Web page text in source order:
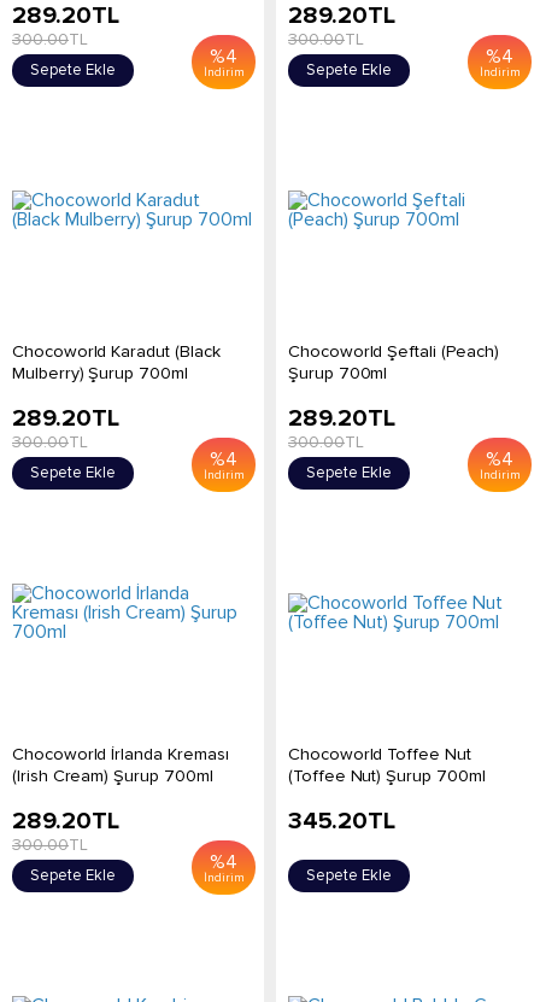
%4
İndirim
289.20TL
300.00TL
Sepete Ekle
%4
İndirim
289.20TL
300.00TL
Sepete Ekle
Chocoworld Karadut (Black
Mulberry) Şurup 700ml
%4
İndirim
289.20TL
300.00TL
Sepete Ekle
Chocoworld Şeftali (Peach)
Şurup 700ml
%4
İndirim
289.20TL
300.00TL
Sepete Ekle
Chocoworld İrlanda Kreması
(Irish Cream) Şurup 700ml
%4
İndirim
289.20TL
300.00TL
Sepete Ekle
Chocoworld Toffee Nut
(Toffee Nut) Şurup 700ml
345.20TL
Sepete Ekle